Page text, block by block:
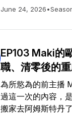
June 24, 2026•
EP103 Maki的
職、清零後的
為所慾為的前主播
過這一次的內容，
搬家去阿姆斯特丹